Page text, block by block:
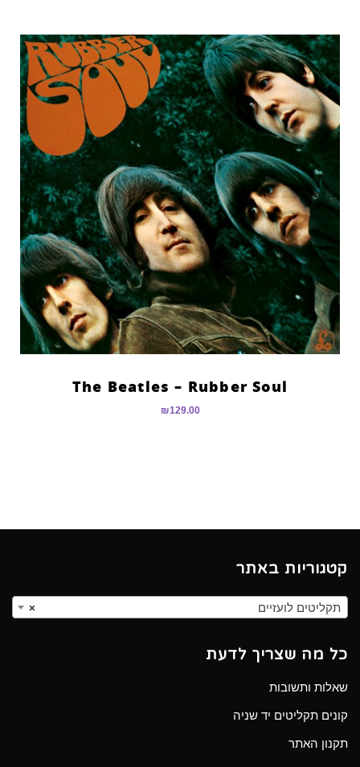
The Beatles – Rubber Soul
₪129.00
קטגוריות באתר
× תקליטים לועזיים
כל מה שצריך לדעת
שאלות ותשובות
קונים תקליטים יד שניה
תקנון האתר